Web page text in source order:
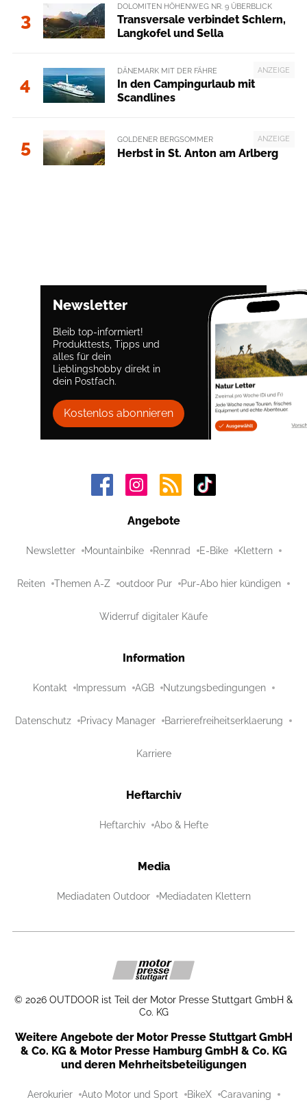
3
DOLOMITEN HÖHENWEG NR. 9 ÜBERBLICK
Transversale verbindet Schlern,
Langkofel und Sella
4
ANZEIGE
DÄNEMARK MIT DER FÄHRE
In den Campingurlaub mit
Scandlines
5 ANZEIGE
GOLDENER BERGSOMMER
Herbst in St. Anton am Arlberg
Newsletter
Bleib top-informiert!
Produkttests, Tipps und
alles für dein
Lieblingshobby direkt in
dein Postfach.
Kostenlos abonnieren
Angebote
Newsletter Mountainbike Rennrad E-Bike Klettern
Reiten Themen A-Z outdoor Pur Pur-Abo hier kündigen
Widerruf digitaler Käufe
Information
Kontakt Impressum AGB Nutzungsbedingungen
Datenschutz Privacy Manager Barrierefreiheitserklaerung
Karriere
Heftarchiv
Heftarchiv Abo & Hefte
Media
Mediadaten Outdoor Mediadaten Klettern
© 2026 OUTDOOR ist Teil der Motor Presse Stuttgart GmbH &
Co. KG
Weitere Angebote der Motor Presse Stuttgart GmbH
& Co. KG & Motor Presse Hamburg GmbH & Co. KG
und deren Mehrheitsbeteiligungen
Aerokurier Auto Motor und Sport BikeX Caravaning